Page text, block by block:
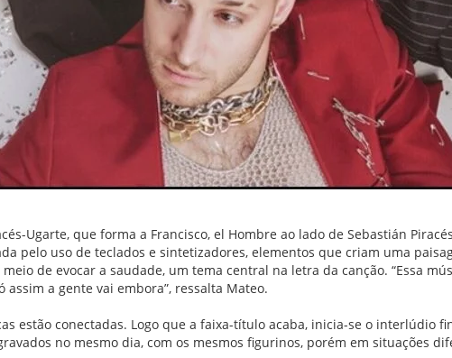
Ugarte, que forma a Francisco, el Hombre ao lado de Sebastián
pelo uso de teclados e sintetizadores, elementos que criam uma
de evocar a saudade, um tema central na letra da canção. “Essa
a gente vai embora”, ressalta Mateo.
estão conectadas. Logo que a faixa-título acaba, inicia-se o interlúdio
no mesmo dia, com os mesmos figurinos, porém em situações